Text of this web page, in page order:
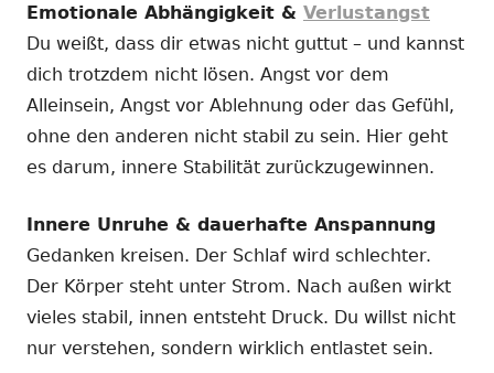
Emotionale Abhängigkeit & Verlustangst
Du weißt, dass dir etwas nicht guttut – und kannst
dich trotzdem nicht lösen. Angst vor dem
Alleinsein, Angst vor Ablehnung oder das Gefühl,
ohne den anderen nicht stabil zu sein. Hier geht
es darum, innere Stabilität zurückzugewinnen.
Innere Unruhe & dauerhafte Anspannung
Gedanken kreisen. Der Schlaf wird schlechter.
Der Körper steht unter Strom. Nach außen wirkt
vieles stabil, innen entsteht Druck. Du willst nicht
nur verstehen, sondern wirklich entlastet sein.